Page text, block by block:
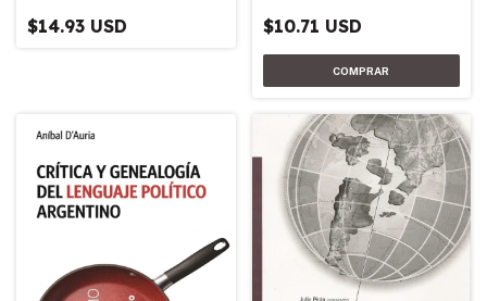
$14.93 USD $10.71 USD